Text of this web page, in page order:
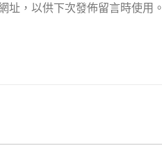
址，以供下次發佈留言時使用。